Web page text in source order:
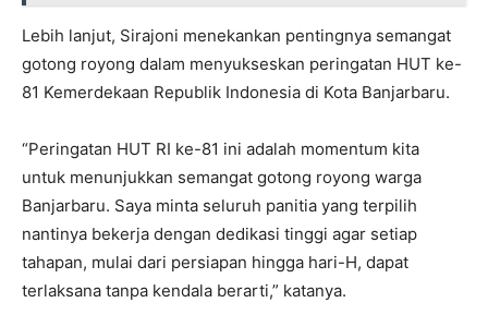
Lebih lanjut, Sirajoni menekankan pentingnya semangat
gotong royong dalam menyukseskan peringatan HUT ke-
81 Kemerdekaan Republik Indonesia di Kota Banjarbaru.
“Peringatan HUT RI ke-81 ini adalah momentum kita
untuk menunjukkan semangat gotong royong warga
Banjarbaru. Saya minta seluruh panitia yang terpilih
nantinya bekerja dengan dedikasi tinggi agar setiap
tahapan, mulai dari persiapan hingga hari-H, dapat
terlaksana tanpa kendala berarti,” katanya.